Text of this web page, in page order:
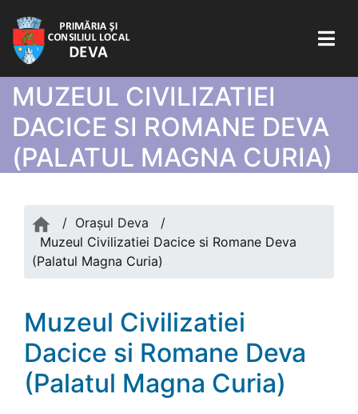
MUZEUL CIVILIZATIEI
DACICE SI ROMANE DEVA
(PALATUL MAGNA CURIA)
/ Orașul Deva
/
Muzeul Civilizatiei Dacice si Romane Deva
(Palatul Magna Curia)
Muzeul Civilizatiei
Dacice si Romane Deva
(Palatul Magna Curia)